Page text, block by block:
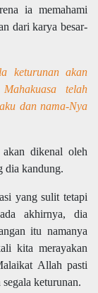
ia memahami
dari karya besar-
keturunan akan
telah
dan nama-Nya
dikenal oleh
dia kandung.
yang sulit tetapi
akhirnya, dia
itu namanya
kita merayakan
Allah pasti
keturunan.